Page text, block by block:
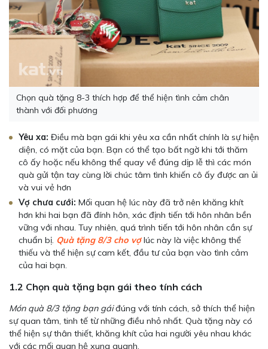
Chọn quà tặng 8-3 thích hợp để thể hiện tình cảm chân
thành với đối phương
Yêu xa: Điều mà bạn gái khi yêu xa cần nhất chính là sự hiện
diện, có mặt của bạn. Bạn có thể tạo bất ngờ khi tới thăm
cô ấy hoặc nếu không thể quay về đúng dịp lễ thì các món
quà gửi tận tay cùng lời chúc tâm tình khiến cô ấy được an ủi
và vui vẻ hơn
Vợ chưa cưới: Mối quan hệ lúc này đã trở nên khăng khít
hơn khi hai bạn đã đính hôn, xác định tiến tới hôn nhân bền
vững với nhau. Tuy nhiên, quá trình tiến tới hôn nhân cần sự
chuẩn bị. Quà tặng 8/3 cho vợlúc này là việc không thể
thiếu và thể hiện sự cam kết, đầu tư của bạn vào tình cảm
của hai bạn.
1.2 Chọn quà tặng bạn gái theo tính cách
Món quà 8/3 tặng bạn gáiđúng với tính cách, sở thích thể hiện
sự quan tâm, tinh tế từ những điều nhỏ nhất. Quà tặng này có
thể hiện sự thân thiết, khăng khít của hai người yêu nhau khác
với các mối quan hệ xung quanh.